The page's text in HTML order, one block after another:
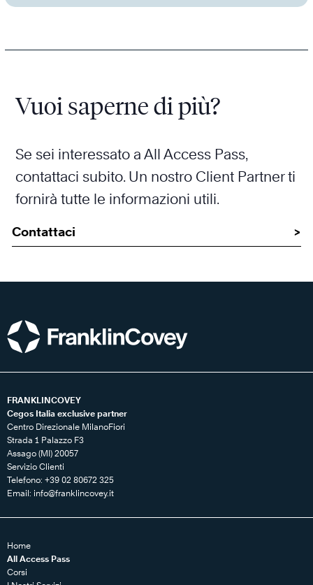
Vuoi saperne di più?
Se sei interessato a All Access Pass,
contattaci subito. Un nostro Client Partner ti
fornirà tutte le informazioni utili.
Contattaci
FRANKLINCOVEY
Cegos Italia exclusive partner
Centro Direzionale MilanoFiori
Strada 1 Palazzo F3
Assago (MI) 20057
Servizio Clienti
Telefono: +39 02 80672 325
Email: info@franklincovey.it
Home
All Access Pass
Corsi